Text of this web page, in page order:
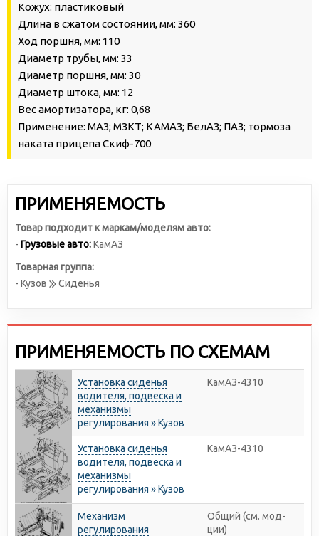
Кожух: пластиковый
Длина в сжатом состоянии, мм: 360
Ход поршня, мм: 110
Диаметр трубы, мм: 33
Диаметр поршня, мм: 30
Диаметр штока, мм: 12
Вес амортизатора, кг: 0,68
Применение: МАЗ; МЗКТ; КАМАЗ; БелАЗ; ПАЗ; тормоза
наката прицепа Скиф-700
ПРИМЕНЯЕМОСТЬ
Товар подходит к маркам/моделям авто:
- Грузовые авто:КамАЗ
Товарная группа:
- Кузов
Сиденья
ПРИМЕНЯЕМОСТЬ ПО СХЕМАМ
Установка сиденья
водителя, подвеска и
механизмы
регулирования » Кузов
КамАЗ-4310
Установка сиденья
водителя, подвеска и
механизмы
регулирования » Кузов
КамАЗ-4310
Механизм
регулирования
Общий (см. мод-
ции)